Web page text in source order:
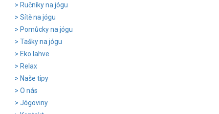
Ručníky na jógu
Sítě na jógu
Pomůcky na jógu
Tašky na jógu
Eko lahve
Relax
Naše tipy
O nás
Jógoviny